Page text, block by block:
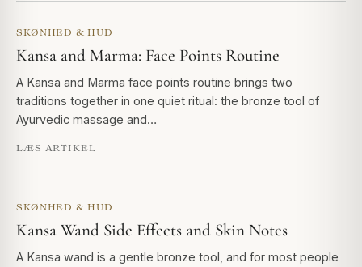
SKØNHED & HUD
Kansa and Marma: Face Points Routine
A Kansa and Marma face points routine brings two
traditions together in one quiet ritual: the bronze tool of
Ayurvedic massage and…
LÆS ARTIKEL
SKØNHED & HUD
Kansa Wand Side Effects and Skin Notes
A Kansa wand is a gentle bronze tool, and for most people